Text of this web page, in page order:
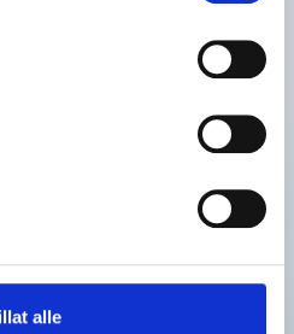
alle
samtale
samtale
som